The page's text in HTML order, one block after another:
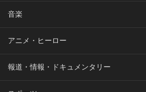
音楽
アニメ・ヒーロー
報道・情報・ドキュメンタリー